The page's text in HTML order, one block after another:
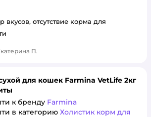
отсутствие корма для
П.
для кошек Farmina VetLife 2кг
к бренду Farmina
в категорию Холистик корм для